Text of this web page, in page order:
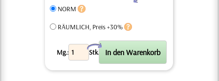
NORM
RÄUMLICH, Preis +30%
Mg.: Stk.
X